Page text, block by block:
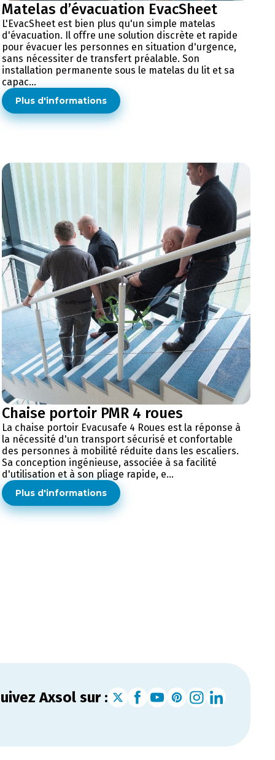
Matelas d’évacuation EvacSheet
L'EvacSheet est bien plus qu'un simple matelas
d'évacuation. Il offre une solution discrète et rapide
pour évacuer les personnes en situation d'urgence,
sans nécessiter de transfert préalable. Son
installation permanente sous le matelas du lit et sa
capac...
Plus d'informations
Chaise portoir PMR 4 roues
La chaise portoir Evacusafe 4 Roues est la réponse à
la nécessité d'un transport sécurisé et confortable
des personnes à mobilité réduite dans les escaliers.
Sa conception ingénieuse, associée à sa facilité
d'utilisation et à son pliage rapide, e...
Plus d'informations
Axsol sur :